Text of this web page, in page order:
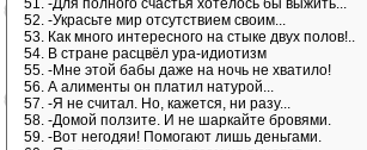
51. -Для полного счастья хотелось бы выжить...
52. -Украсьте мир отсутствием своим...
53. Как много интересного на стыке двух полов!..
54. В стране расцвёл ура-идиотизм
55. -Мне этой бабы даже на ночь не хватило!
56. А алименты он платил натурой...
57. -Я не считал. Но, кажется, ни разу...
58. -Домой ползите. И не шаркайте бровями.
59. -Вот негодяи! Помогают лишь деньгами.